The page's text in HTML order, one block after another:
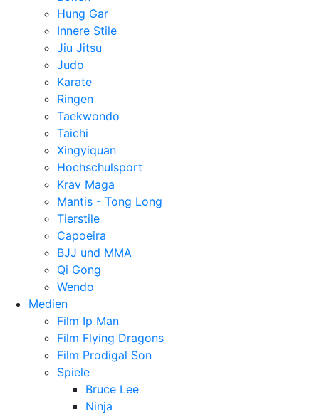
Hung Gar
Innere Stile
Jiu Jitsu
Judo
Karate
Ringen
Taekwondo
Taichi
Xingyiquan
Hochschulsport
Krav Maga
Mantis - Tong Long
Tierstile
Capoeira
BJJ und MMA
Qi Gong
Wendo
Medien
Film Ip Man
Film Flying Dragons
Film Prodigal Son
Spiele
Bruce Lee
Ninja